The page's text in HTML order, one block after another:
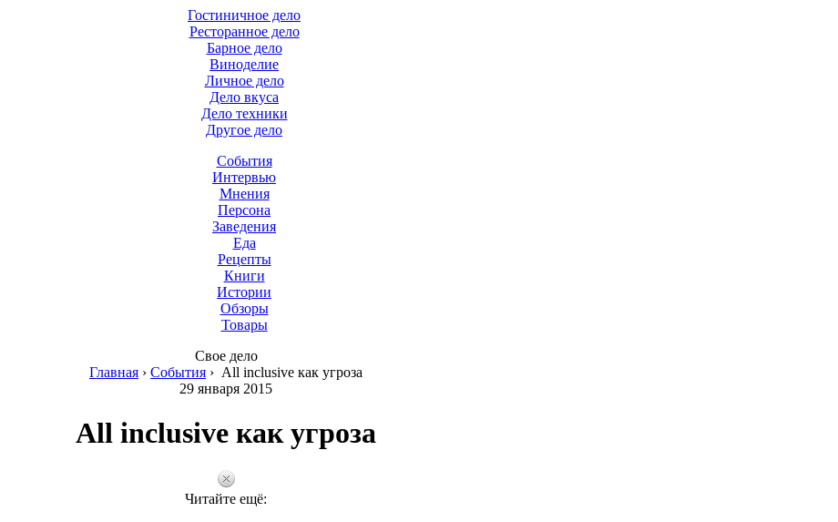
Гостиничное дело
Ресторанное дело
Барное дело
Виноделие
Личное дело
Дело вкуса
Дело техники
Другое дело
События
Интервью
Мнения
Персона
Заведения
Еда
Рецепты
Книги
Истории
Обзоры
Товары
Свое дело
Главная › События › All inclusive как угроза
29 января 2015
All inclusive как угроза
Читайте ещё: